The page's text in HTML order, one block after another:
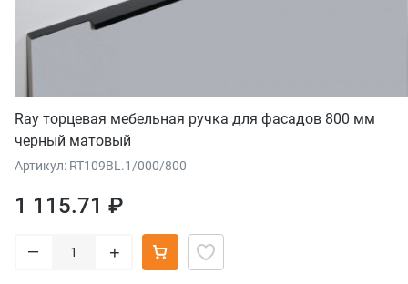
Ray торцевая мебельная ручка для фасадов 800 мм
черный матовый
Артикул: RT109BL.1/000/800
1 115.71 ₽
– +